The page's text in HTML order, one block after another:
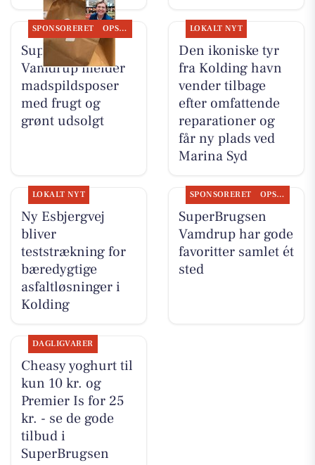
SPONSORERET OPSLAGSTAVLEN
SuperBrugsen
Vamdrup melder
madspildsposer
med frugt og
grønt udsolgt
LOKALT NYT
Den ikoniske tyr
fra Kolding havn
vender tilbage
efter omfattende
reparationer og
får ny plads ved
Marina Syd
LOKALT NYT
Ny Esbjergvej
bliver
teststrækning for
bæredygtige
asfaltløsninger i
Kolding
SPONSORERET OPSLAGSTAVLEN
SuperBrugsen
Vamdrup har gode
favoritter samlet ét
sted
DAGLIGVARER
Cheasy yoghurt til
kun 10 kr. og
Premier Is for 25
kr. - se de gode
tilbud i
SuperBrugsen